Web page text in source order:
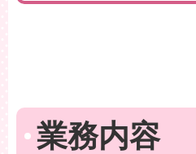
業務内容